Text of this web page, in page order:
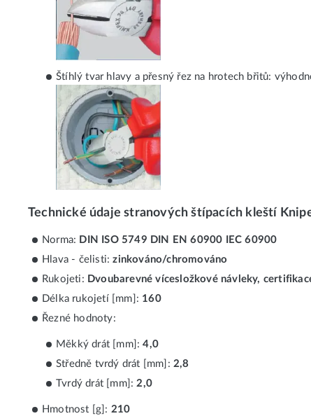
Štíhlý tvar hlavy a přesný řez na hrotech břitů:
Technické údaje stranových štípacích kleští
Norma: DIN ISO 5749 DIN EN 60900 IEC 60900
Hlava - čelisti:zinkováno/chromováno
Rukojeti: Dvoubarevné vícesložkové návleky,
Délka rukojetí [mm]: 160
Řezné hodnoty:
Měkký drát [mm]:4,0
Středně tvrdý drát [mm]: 2,8
Tvrdý drát [mm]:2,0
Hmotnost [g]: 210